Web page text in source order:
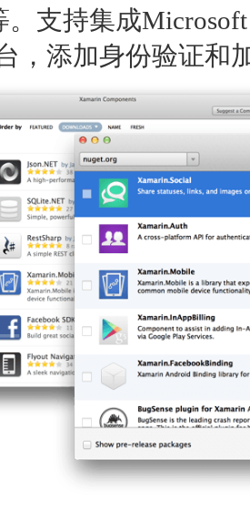
支持集成Microsoft
，添加身份验证和